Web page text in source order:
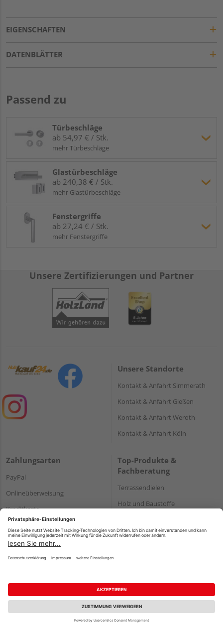
EIGENSCHAFTEN
DATENBLÄTTER
Passend zu
Türbeschläge
ab 54,97 € / Stk.
mehr Türbeschläge
Glastürbeschläge
ab 240,38 € / Stk.
mehr Glastürbeschläge
Fenstergriffe
ab 27,24 € / Stk.
mehr Fenstergriffe
Unsere Zertifizierungen und Partner
Unsere Standorte
Kontakt & Anfahrt Simmerath
Kontakt & Anfahrt Gießen
Kontakt & Anfahrt Weroth
Kontakt & Anfahrt Köln
Zahlungsarten
PayPal
Onlineüberweisung
Kreditkarte
Rechnung*
*Bonität vorausgesetzt
Top-Produkte &
Fachberatung
Terrassendielen
Holz und Baustoffe
Impressum Datenschutz AGB
Barrierefreiheitserklärung
Vertrag widerrufen